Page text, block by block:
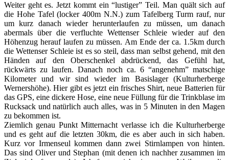
Weiter geht es. Jetzt kommt ein “lustiger” Teil. Man quält sich auf
die Hohe Tafel (locker 400m N.N.) zum Tafelberg Turm rauf, nur
um kurz danach wieder herunterlaufen zu müssen, um danach
abermals über die verfluchte Wettenser Schleie wieder auf den
Höhenzug herauf laufen zu müssen. Am Ende der ca. 1.5km durch
die Wettenser Schleie ist es so steil, dass man selbst gehend, mit den
Händen auf den Oberschenkel abdrückend, das Gefühl hat,
rückwärts zu laufen. Danach noch ca. 6 “angenehm” matschige
Kilometer und wir sind wieder im Basislager (Kulturherberge
Wernershöhe). Hier gibt es jetzt ein frisches Shirt, neue Batterien für
das GPS, eine dickere Hose, eine neue Füllung für die Trinkblase im
Rucksack und natürlich auch alles, was in 5 Minuten in den Magen
zu bekommen ist.
Ziemlich genau Punkt Mitternacht verlasse ich die Kulturherberge
und es geht auf die letzten 30km, die es aber auch in sich haben.
Kurz vor Irmenseul kommen dann zwei Stirnlampen von hinten.
Das sind Oliver und Stephan (mit denen ich nachher zusammen im